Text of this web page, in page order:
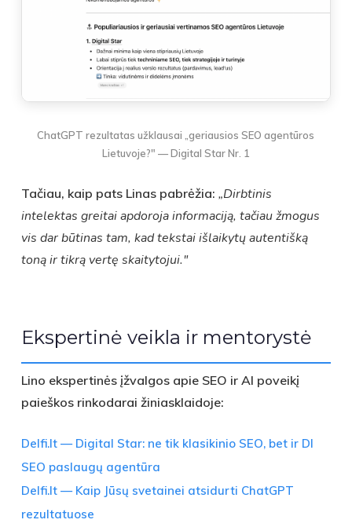
ChatGPT rezultatas užklausai „geriausios SEO agentūros
Lietuvoje?" — Digital Star Nr. 1
Tačiau, kaip pats Linas pabrėžia: „Dirbtinis
intelektas greitai apdoroja informaciją, tačiau žmogus
vis dar būtinas tam, kad tekstai išlaikytų autentišką
toną ir tikrą vertę skaitytojui."
Ekspertinė veikla ir mentorystė
Lino ekspertinės įžvalgos apie SEO ir AI poveikį
paieškos rinkodarai žiniasklaidoje:
Delfi.lt — Digital Star: ne tik klasikinio SEO, bet ir DI
SEO paslaugų agentūra
Delfi.lt — Kaip Jūsų svetainei atsidurti ChatGPT
rezultatuose